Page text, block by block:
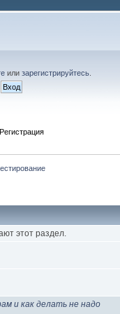
илизарегистрируйтесь
Регистрация
этот раздел.
и как делать не надо